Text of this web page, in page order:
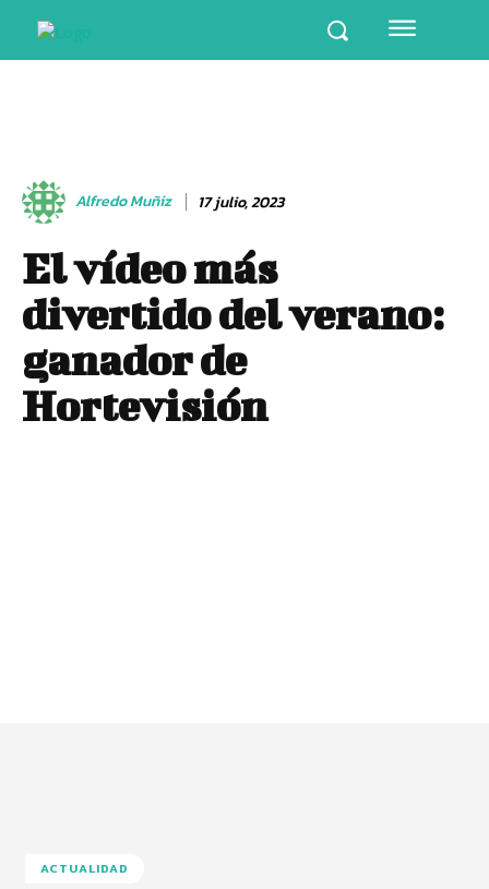
Alfredo Muñiz 17 julio, 2023
El vídeo más
divertido del verano:
ganador de
Hortevisión
ACTUALIDAD